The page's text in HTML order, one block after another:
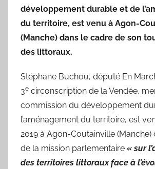
développement durable et de
du territoire, est venu à Agon-
(Manche) dans le cadre de son
des littoraux.
Stéphane Buchou, député En
3e circonscription de la Vendée,
commission du développement
l’aménagement du territoire, est
2019 à Agon-Coutainville (Manche)
de la mission parlementaire « sur
des territoires littoraux face à